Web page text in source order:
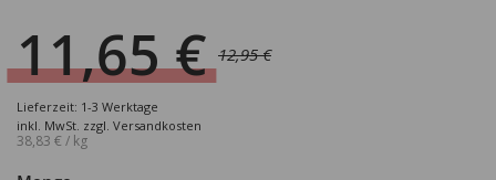
12,95€
Ursprünglicher
Preis
war:
12,95 €
11,65€
Aktueller
Preis
ist:
11,65 €.
Lieferzeit: 1-3 Werktage
inkl. MwSt. zzgl. Versandkosten
38,83 € / kg